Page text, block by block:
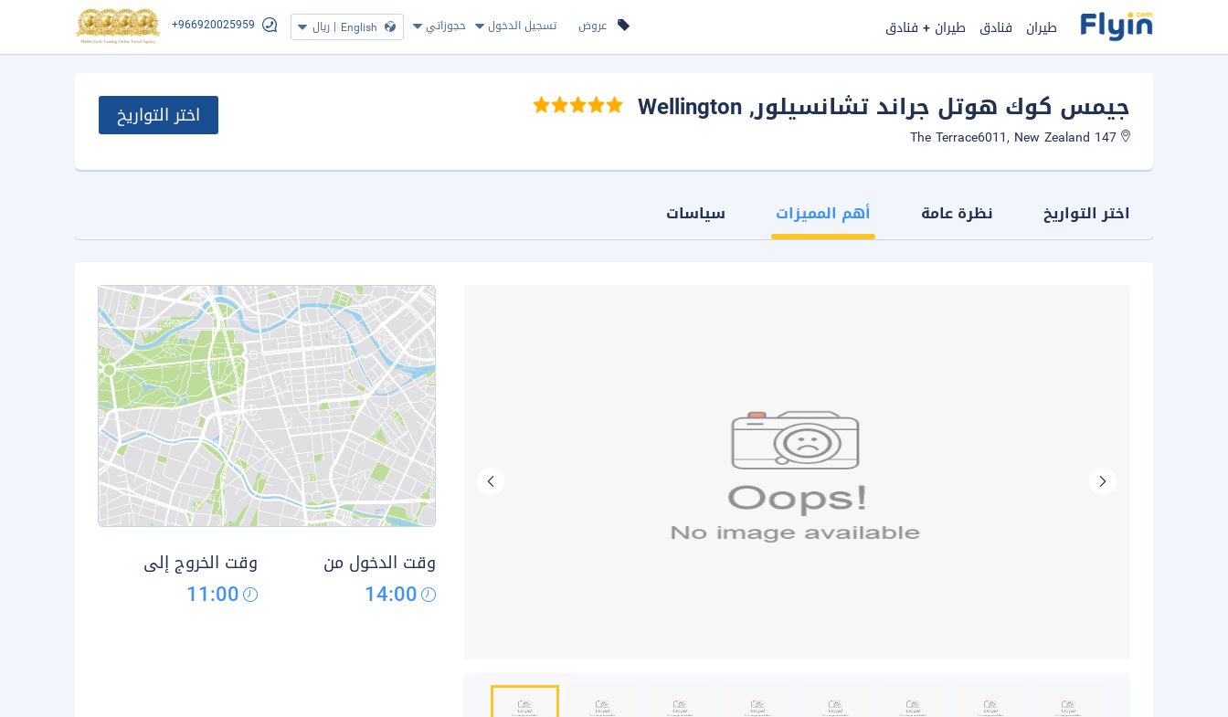
عروض تسجيل الدخول حجوزاتي English
| ريال +966920025959 طيران فنادق طيران + فنادق
جيمس كوك هوتل جراند تشانسيلور, Wellington اختر التواريخ
اختر التواريخ نظرة عامة أهم المميزات سياسات
وقت الدخول من
14:00
وقت الخروج إلى
11:00